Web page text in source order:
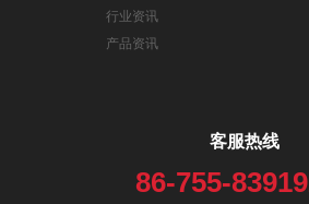
行业资讯
产品资讯
客服热线
86-755-